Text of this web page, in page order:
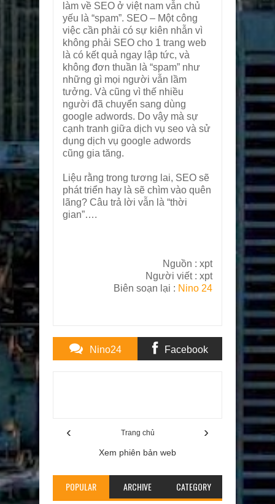
làm về SEO ở việt nam vẫn chủ
yếu là “spam”. SEO – Một công
việc cần phải có sự kiên nhẫn vì
không phải SEO cho 1 trang web
là có kết quả ngay lập tức, và
không đơn thuần là “spam” như
những gì mọi người vẫn lầm
tưởng. Và cũng vì thế nhiều
người đã chuyển sang dùng
google adwords. Do vậy mà sự
cạnh tranh giữa dịch vụ seo và sử
dụng dịch vụ google adwords
cũng gia tăng.
Liệu rằng trong tương lai, SEO sẽ
phát triển hay là sẽ chìm vào quên
lãng? Câu trả lời vẫn là “thời
gian”….
Nguồn : xpt
Người viết : xpt
Biên soạn lại : Nino 24
Nino24 Facebook
‹ ›
Trang chủ
Xem phiên bản web
POPULAR ARCHIVE CATEGORY